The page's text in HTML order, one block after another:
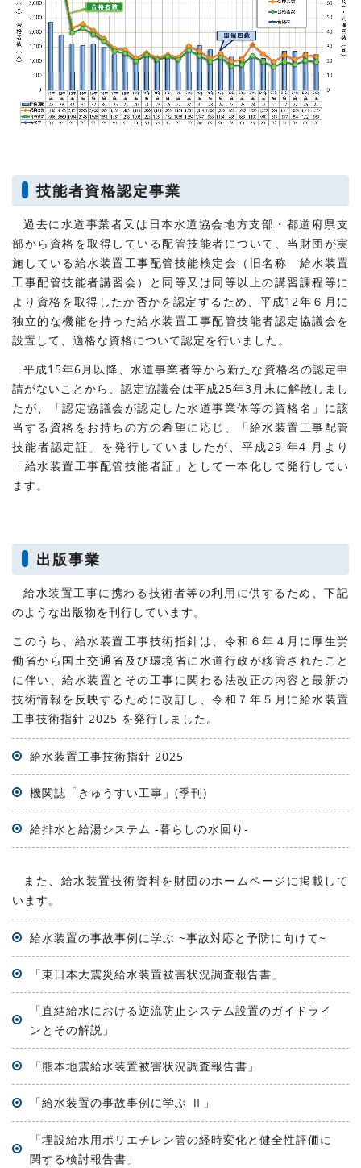
技能者資格認定事業
過去に水道事業者又は日本水道協会地方支部・都道府県支
部から資格を取得している配管技能者について、当財団が実
施している給水装置工事配管技能検定会（旧名称 給水装置
工事配管技能者講習会）と同等又は同等以上の講習課程等に
より資格を取得したか否かを認定するため、平成12年６月に
独立的な機能を持った給水装置工事配管技能者認定協議会を
設置して、適格な資格について認定を行いました。
平成15年6月以降、水道事業者等から新たな資格名の認定申
請がないことから、認定協議会は平成25年3月末に解散しまし
たが、「認定協議会が認定した水道事業体等の資格名」に該
当する資格をお持ちの方の希望に応じ、「給水装置工事配管
技能者認定証」を発行していましたが、平成29 年4 月より
「給水装置工事配管技能者証」として一本化して発行してい
ます。
出版事業
給水装置工事に携わる技術者等の利用に供するため、下記
のような出版物を刊行しています。
このうち、給水装置工事技術指針は、令和６年４月に厚生労
働省から国土交通省及び環境省に水道行政が移管されたこと
に伴い、給水装置とその工事に関わる法改正の内容と最新の
技術情報を反映するために改訂し、令和７年５月に給水装置
工事技術指針 2025 を発行しました。
給水装置工事技術指針 2025
機関誌「きゅうすい工事」(季刊)
給排水と給湯システム -暮らしの水回り-
また、給水装置技術資料を財団のホームページに掲載して
います。
給水装置の事故事例に学ぶ ~事故対応と予防に向けて~
「東日本大震災給水装置被害状況調査報告書」
「直結給水における逆流防止システム設置のガイドライ
ンとその解説」
「熊本地震給水装置被害状況調査報告書」
「給水装置の事故事例に学ぶ 」
「埋設給水用ポリエチレン管の経時変化と健全性評価に
関する検討報告書」